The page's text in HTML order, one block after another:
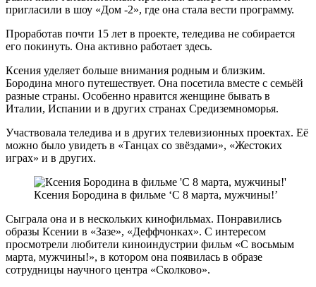
пригласили в шоу «Дом -2», где она стала вести программу.
Проработав почти 15 лет в проекте, теледива не собирается
его покинуть. Она активно работает здесь.
Ксения уделяет больше внимания родным и близким.
Бородина много путешествует. Она посетила вместе с семьёй
разные страны. Особенно нравится женщине бывать в
Италии, Испании и в других странах Средиземноморья.
Участвовала теледива и в других телевизионных проектах. Её
можно было увидеть в «Танцах со звёздами», «Жестоких
играх» и в других.
Ксения Бородина в фильме ‘С 8 марта, мужчины!’
Сыграла она и в нескольких кинофильмах. Понравились
образы Ксении в «Зазе», «Деффчонках». С интересом
просмотрели любители киноиндустрии фильм «С восьмым
марта, мужчины!», в котором она появилась в образе
сотрудницы научного центра «Сколково».